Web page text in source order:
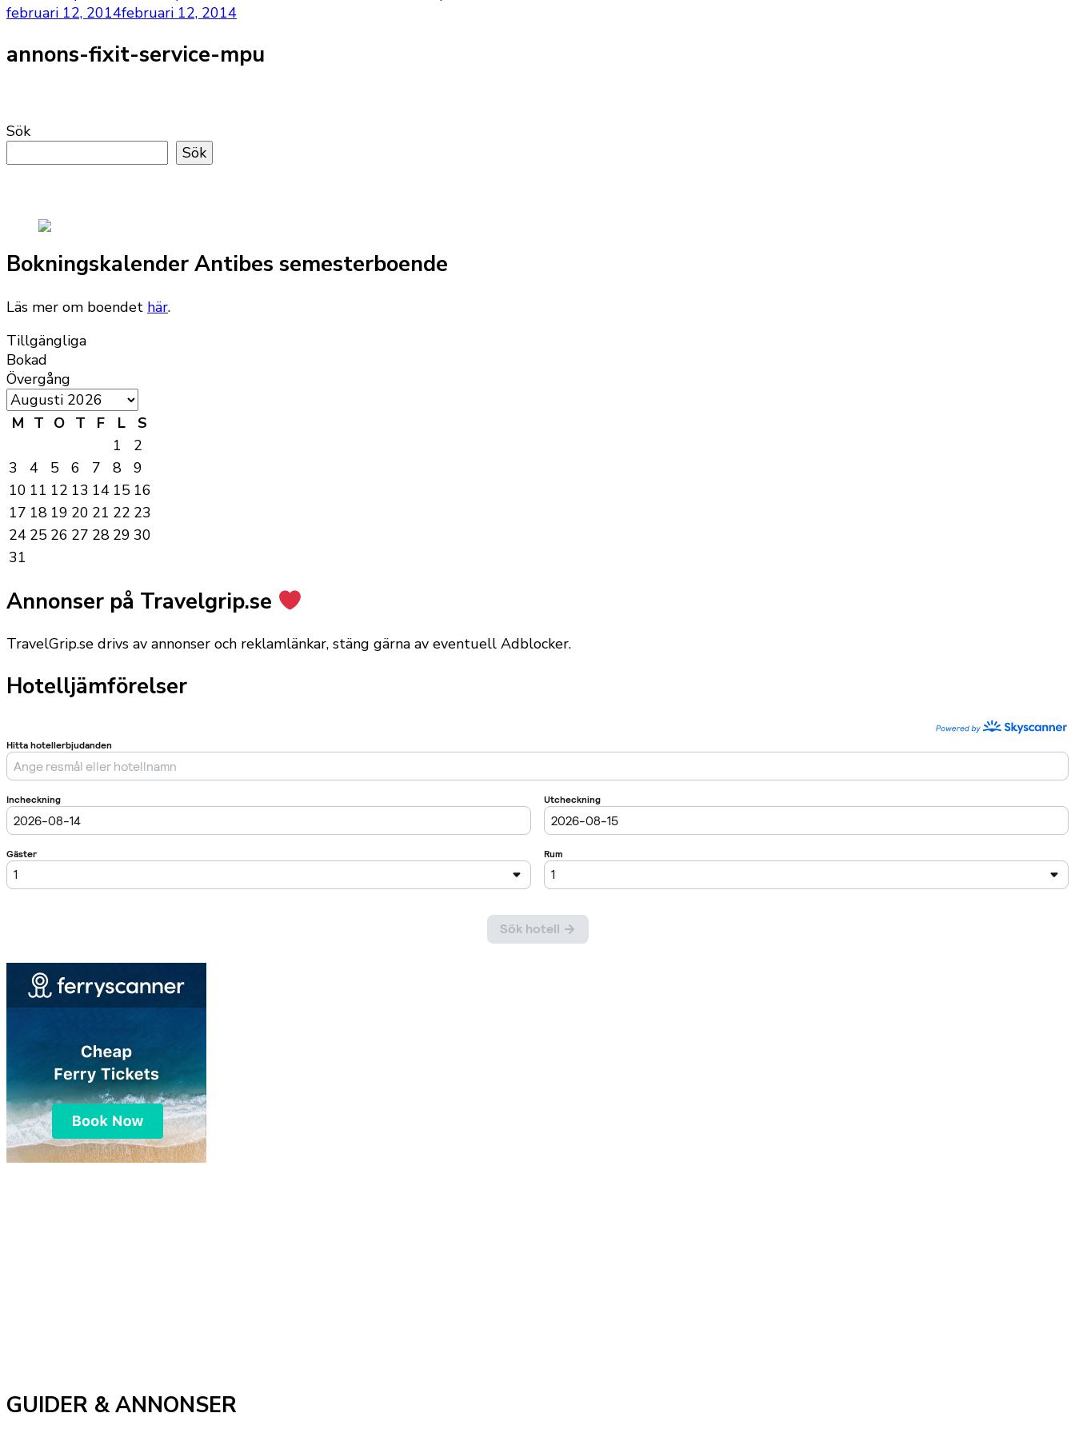
februari 12, 2014februari 12, 2014
annons-fixit-service-mpu
Sök
Sök
Bokningskalender Antibes semesterboende
Läs mer om boendet här.
Tillgängliga
Bokad
Övergång
M T O T F L
S
1
2
3
4 5 6 7 8
9
10 11 12 13 14 15 16
17 18 19 20 21 22 23
24 25 26 27 28 29 30
31
Annonser på Travelgrip.se
TravelGrip.se drivs av annonser och reklamlänkar, stäng gärna av eventuell Adblocker.
Hotelljämförelser
GUIDER & ANNONSER